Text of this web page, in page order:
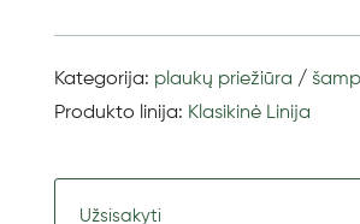
Kategorija: plaukų priežiūra /
Produkto linija: Klasikinė Linija
Užsisakyti